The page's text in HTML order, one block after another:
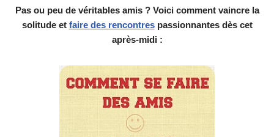
Pas ou peu de véritables amis ? Voici comment vaincre la
solitude et faire des rencontrespassionnantes dès cet
après-midi :